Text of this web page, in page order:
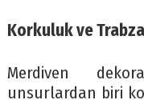
Korkuluk ve
Merdiven
unsurlardan biri